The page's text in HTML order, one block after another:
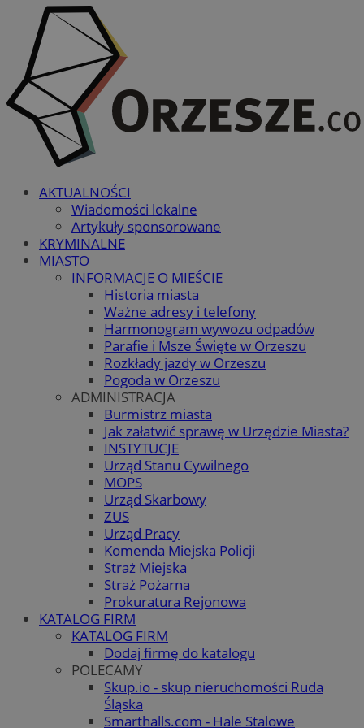
AKTUALNOŚCI
Wiadomości lokalne
Artykuły sponsorowane
KRYMINALNE
MIASTO
INFORMACJE O MIEŚCIE
Historia miasta
Ważne adresy i telefony
Harmonogram wywozu odpadów
Parafie i Msze Święte w Orzeszu
Rozkłady jazdy w Orzeszu
Pogoda w Orzeszu
ADMINISTRACJA
Burmistrz miasta
Jak załatwić sprawę w Urzędzie Miasta?
INSTYTUCJE
Urząd Stanu Cywilnego
MOPS
Urząd Skarbowy
ZUS
Urząd Pracy
Komenda Miejska Policji
Straż Miejska
Straż Pożarna
Prokuratura Rejonowa
KATALOG FIRM
KATALOG FIRM
Dodaj firmę do katalogu
POLECAMY
Skup.io - skup nieruchomości Ruda
Śląska
Smarthalls.com - Hale Stalowe